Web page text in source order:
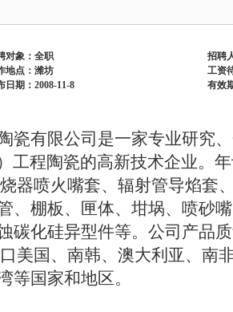
对象：全职
地点：潍坊
日期：2008-11-8
招聘
工资
有效
瓷有限公司是一家专业研究
工程陶瓷的高新技术企业。
器喷火嘴套、辐射管导焰套
、棚板、匣体、坩埚、喷砂
碳化硅异型件等。公司产品
美国、南韩、澳大利亚、南
等国家和地区。